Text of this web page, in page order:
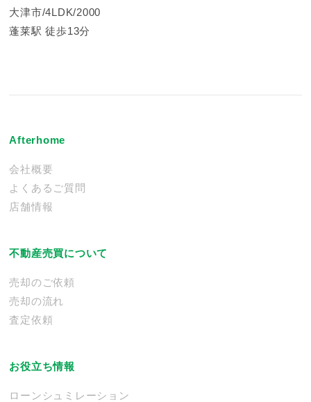
大津市 4LDK 2000
蓬莱駅 徒歩13分
Afterhome
会社概要
よくあるご質問
店舗情報
不動産売買について
売却のご依頼
売却の流れ
査定依頼
お役立ち情報
ローンシュミレーション